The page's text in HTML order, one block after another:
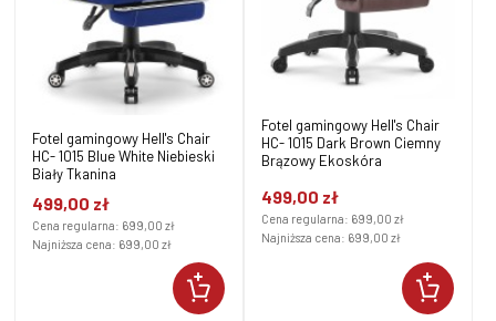
Fotel gamingowy Hell's Chair
HC- 1015 Blue White Niebieski
Biały Tkanina
499,00 zł
Cena regularna: 699,00 zł
Najniższa cena: 699,00 zł
Fotel gamingowy Hell's Chair
HC- 1015 Dark Brown Ciemny
Brązowy Ekoskóra
499,00 zł
Cena regularna: 699,00 zł
Najniższa cena: 699,00 zł